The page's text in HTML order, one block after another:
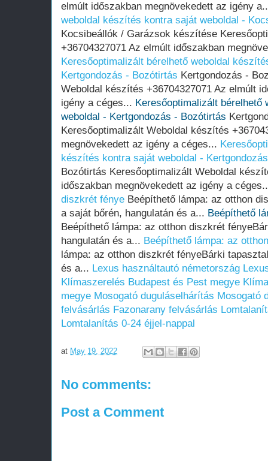
elmúlt időszakban megnövekedett az igény
weboldal készítés kontra saját weboldal -
Kocsibeállók / Garázsok készítése
+36704327071 Az elmúlt időszakban
Keresőoptimalizált bérelhető weboldal
Kertgondozás - Bozótirtás Kertgondozás -
Weboldal készítés +36704327071 Az elmúlt
igény a céges... Keresőoptimalizált
weboldal - Kertgondozás - Bozótirtás
Keresőoptimalizált Weboldal készítés
megnövekedett az igény a céges...
készítés kontra saját weboldal -
Bozótirtás Keresőoptimalizált Weboldal
időszakban megnövekedett az igény a
diszkrét fénye Beépíthető lámpa: az otthon
a saját bőrén, hangulatán és a... Beépíthető
Beépíthető lámpa: az otthon diszkrét
hangulatán és a... Beépíthető lámpa: az
lámpa: az otthon diszkrét fényeBárki
és a... Lexus használtautó németország
Klímaszerelés Budapest és Pest megye
megye Mosogató duguláselhárítás Mosogató
felvásárlás Fazonarany felvásárlás
Lomtalanítás 0-24 éjjel-nappal
at May 19, 2022
No comments:
Post a Comment